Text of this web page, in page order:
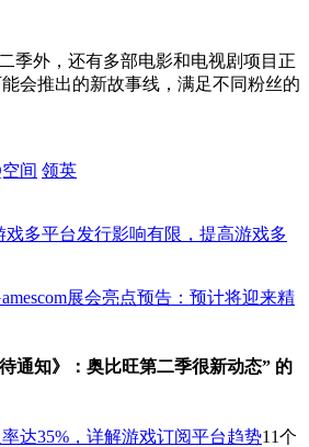
季外，还有多部电影和电视剧项目正
会推出的新故事线，满足不同粉丝的
间 领英
戏多平台发行影响有限，提高游戏多
展会亮点预告：预计将迎来精
通知》：奥比旺第二季很新动态” 的
达35%，详解游戏订阅平台趋势11个